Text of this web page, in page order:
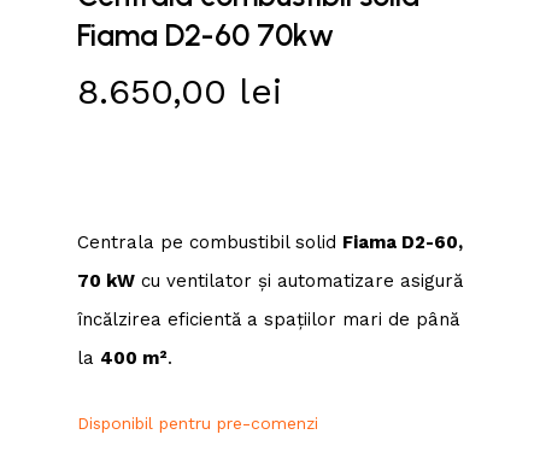
Fiama D2-60 70kw
8.650,00 lei
Centrala pe combustibil solid Fiama D2-60,
70 kW cu ventilator și automatizare asigură
încălzirea eficientă a spațiilor mari de până
la 400 m².
Disponibil pentru pre-comenzi